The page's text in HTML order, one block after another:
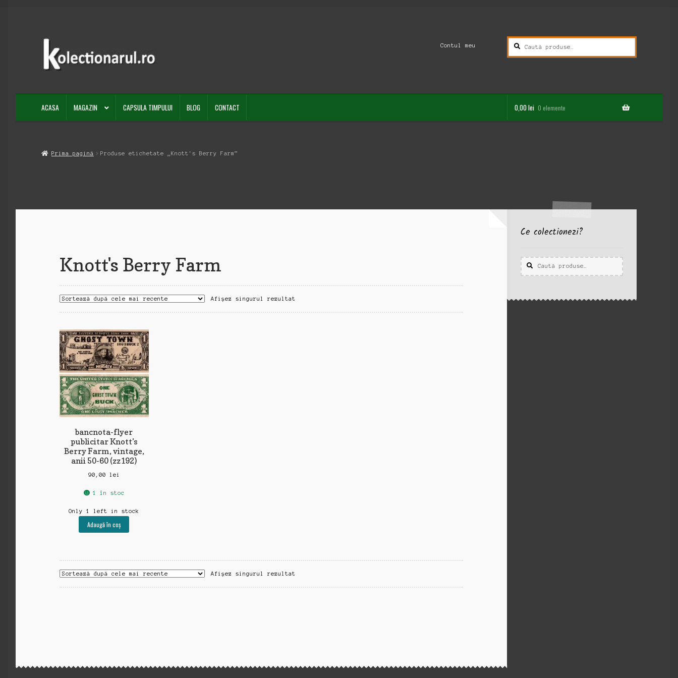
Sari
navigare
Sari
conținut
Contul meu
Caută
după:
Caută
ACASA MAGAZIN CAPSULA TIMPULUI BLOG CONTACT 0,00lei 0 elemente
Prima pagină Produse etichetate „Knott's Berry Farm”
Knott's Berry Farm
Afișez singurul rezultat
bancnota-flyer
publicitar Knott’s
Berry Farm, vintage,
anii 50-60 (zz192)
90,00 lei
1 în stoc
Only 1 left in stock
Adaugă în coș
Afișez singurul rezultat
Ce colectionezi?
Caută
după:
Caută